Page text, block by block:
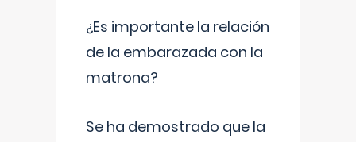
¿Es importante la relación
de la embarazada con la
matrona?
Se ha demostrado que la